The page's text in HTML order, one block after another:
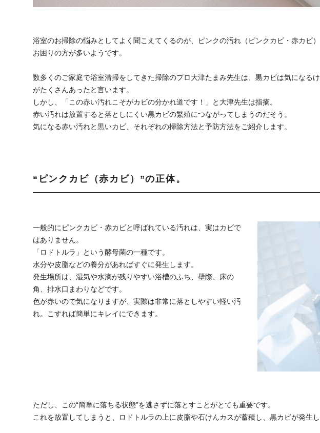
浴室のお掃除の悩みとしてよく聞こえてくるのが、ピンクの汚れ（ピンクカビ・赤カビ）
お困りの方が多いようです。
数多くのご家庭で浴室清掃をしてきた掃除のプロ大津たまみ先生は、黒カビは気になる
がたくさんあったと言います。
しかし、「この赤い汚れこそがカビの分かれ道です！」と大津先生は指摘。
赤い汚れは放置すると落としにくい黒カビの繁殖につながってしまうのだそう。
気になる赤い汚れと黒いカビ、それぞれの掃除方法と予防方法をご紹介します。
“ピンクカビ（赤カビ）”の正体。
一般的にピンクカビ・赤カビと呼ばれている汚れは、実はカビで
はありません。
「ロドトルラ」という酵母菌の一種です。
水分や皮脂などの養分があればすぐに発生します。
発生場所は、湿気や水滴が残りやすい浴槽のふち、壁際、床の
角、排水口まわりなどです。
色が赤いので気になりますが、実際は非常に落としやすい軽い汚
れ。こすれば簡単にキレイにできます。
ただし、この“簡単に落ちる状態”を逃さずに落とすことがとても重要です。
これを放置してしまうと、ロドトルラの上に皮脂や石けんカスが蓄積し、黒カビが発生